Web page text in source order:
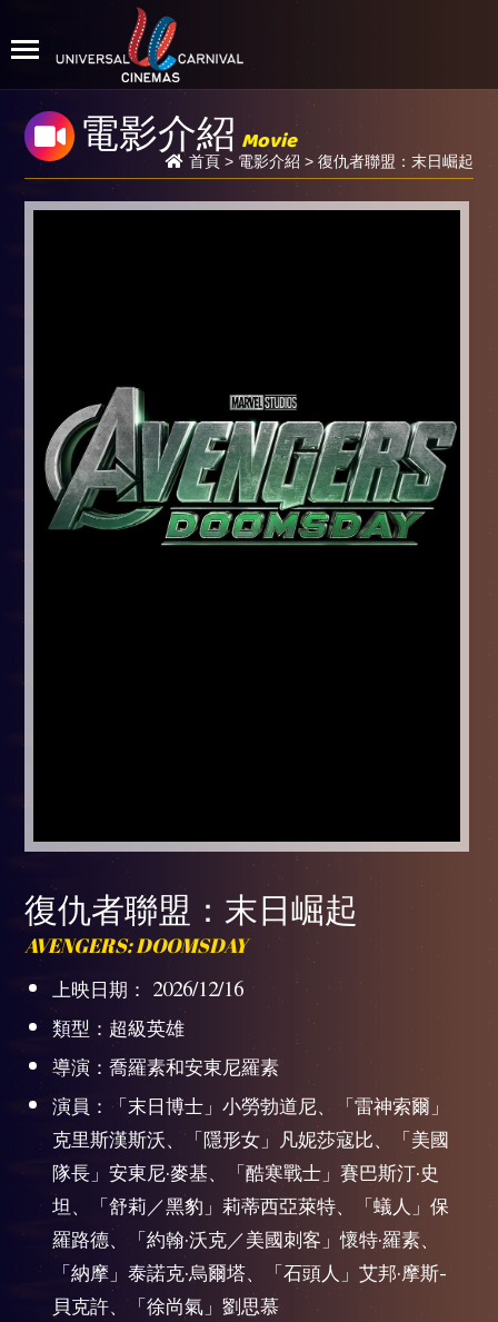
電影介紹 Movie
首頁> 電影介紹 > 復仇者聯盟：末日崛起
復仇者聯盟：末日崛起
AVENGERS: DOOMSDAY
上映日期： 2026/12/16
類型：超級英雄
導演：喬羅素和安東尼羅素
演員：「末日博士」小勞勃道尼、「雷神索爾」
克里斯漢斯沃、「隱形女」凡妮莎寇比、「美國
隊長」安東尼·麥基、「酷寒戰士」賽巴斯汀·史
坦、「舒莉／黑豹」莉蒂西亞萊特、「蟻人」保
羅路德、「約翰·沃克／美國刺客」懷特·羅素、
「納摩」泰諾克·烏爾塔、「石頭人」艾邦·摩斯-
貝克許、「徐尚氣」劉思慕